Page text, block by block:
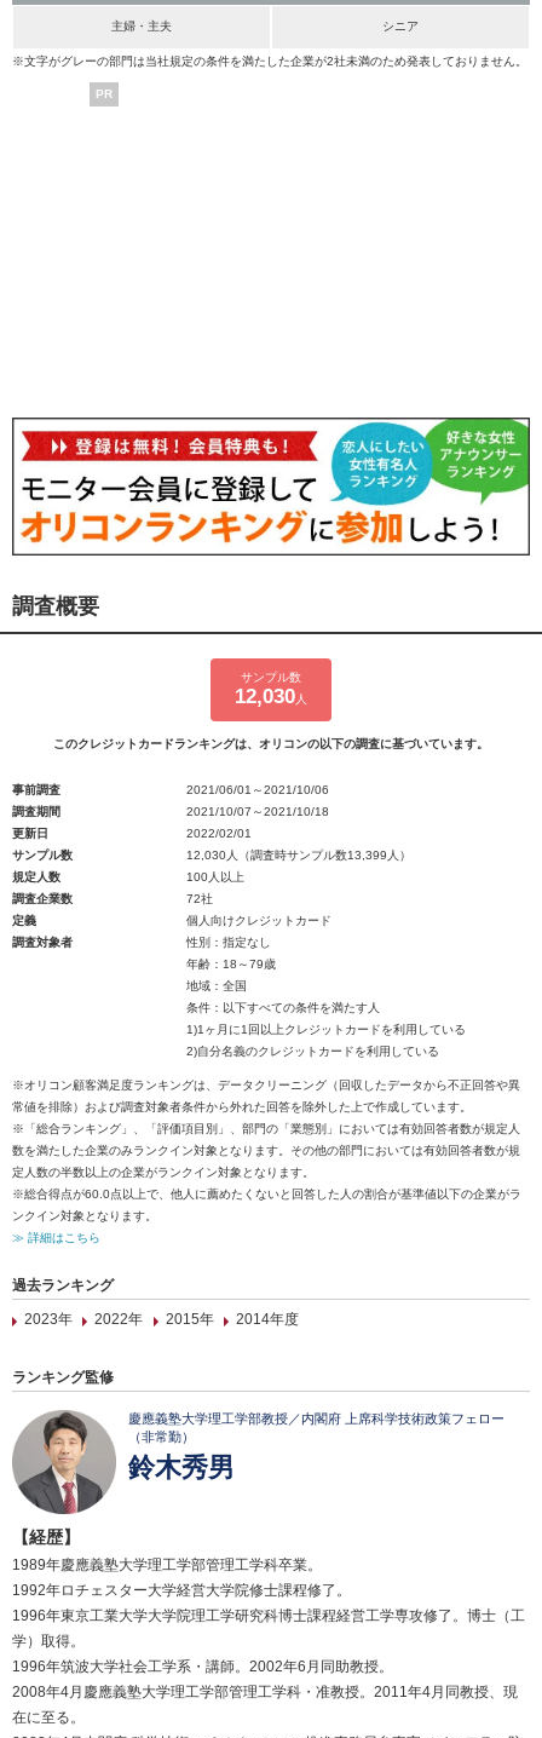
主婦・主夫 シニア
※文字がグレーの部門は当社規定の条件を満たした企業が2社未満のため発表しておりません。
PR
調査概要
サンプル数
12,030 人
このクレジットカードランキングは、オリコンの以下の調査に基づいています。
事前調査
2021/06/01～2021/10/06
調査期間
2021/10/07～2021/10/18
更新日
2022/02/01
サンプル数
12,030人（調査時サンプル数13,399人）
規定人数
100人以上
調査企業数
72社
定義
個人向けクレジットカード
調査対象者
性別：指定なし
年齢：18～79歳
地域：全国
条件：以下すべての条件を満たす人
1)1ヶ月に1回以上クレジットカードを利用している
2)自分名義のクレジットカードを利用している
※オリコン顧客満足度ランキングは、データクリーニング（回収したデータから不正回答や異
常値を排除）および調査対象者条件から外れた回答を除外した上で作成しています。
※「総合ランキング」、「評価項目別」、部門の「業態別」においては有効回答者数が規定人
数を満たした企業のみランクイン対象となります。その他の部門においては有効回答者数が規
定人数の半数以上の企業がランクイン対象となります。
※総合得点が60.0点以上で、他人に薦めたくないと回答した人の割合が基準値以下の企業がラ
ンクイン対象となります。
≫ 詳細はこちら
過去ランキング
2023年
2022年 2015年 2014年度
ランキング監修
慶應義塾大学理工学部教授／内閣府 上席科学技術政策フェロー
（非常勤）
鈴木秀男
【経歴】
1989年慶應義塾大学理工学部管理工学科卒業。
1992年ロチェスター大学経営大学院修士課程修了。
1996年東京工業大学大学院理工学研究科博士課程経営工学専攻修了。博士（工
学）取得。
1996年筑波大学社会工学系・講師。2002年6月同助教授。
2008年4月慶應義塾大学理工学部管理工学科・准教授。2011年4月同教授、現
在に至る。